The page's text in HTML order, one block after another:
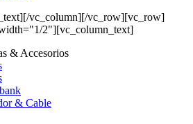
vc_column][/vc_row][vc_row]
2"][vc_column_text]
& Accesorios
& Cable